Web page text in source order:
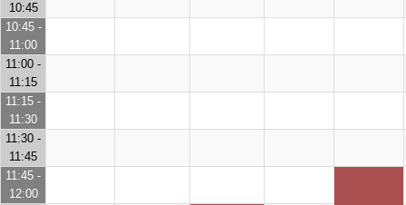
10:45
10:45 -
11:00
11:00 -
11:15
11:15 -
11:30
11:30 -
11:45
11:45 -
12:00